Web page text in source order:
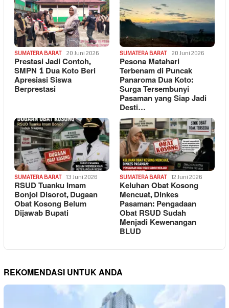
SUMATERA BARAT 20 Juni 2026
Prestasi Jadi Contoh,
SMPN 1 Dua Koto Beri
Apresiasi Siswa
Berprestasi
SUMATERA BARAT 20 Juni 2026
Pesona Matahari
Terbenam di Puncak
Panaroma Dua Koto:
Surga Tersembunyi
Pasaman yang Siap Jadi
Desti…
SUMATERA BARAT 13 Juni 2026
RSUD Tuanku Imam
Bonjol Disorot, Dugaan
Obat Kosong Belum
Dijawab Bupati
SUMATERA BARAT 12 Juni 2026
Keluhan Obat Kosong
Mencuat, Dinkes
Pasaman: Pengadaan
Obat RSUD Sudah
Menjadi Kewenangan
BLUD
REKOMENDASI UNTUK ANDA